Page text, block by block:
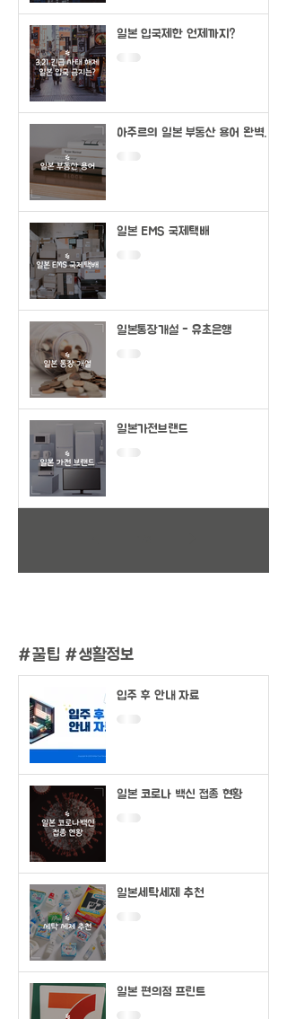
일본 입국제한 언제까지?
아주르의 일본 부동산 용어 완벽정
일본 EMS 국제택배
일본통장개설 - 유초은행
일본가전브랜드
#꿀팁 #생활정보
입주 후 안내 자료
일본 코로나 백신 접종 현황
일본세탁세제 추천
일본 편의점 프린트